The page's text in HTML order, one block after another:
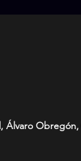
Álvaro